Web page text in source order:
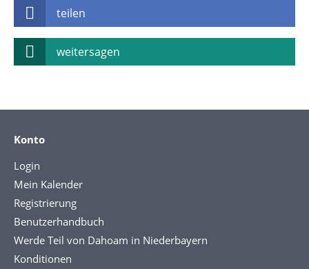
teilen
weitersagen
Konto
Login
Mein Kalender
Registrierung
Benutzerhandbuch
Werde Teil von Dahoam in Niederbayern
Konditionen